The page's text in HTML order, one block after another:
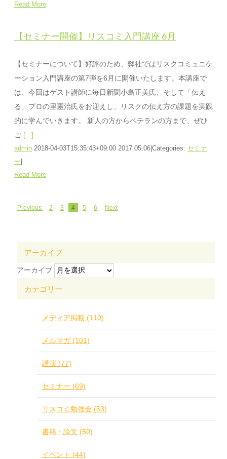
Read More
【セミナー開催】リスコミ入門講座 6月
【セミナーについて】好評のため、弊社ではリスクコミュニケ
ーション入門講座の第7弾を6月に開催いたします。本講座で
は、今回はゲスト講師に毎日新聞小島正美氏、そして「伝え
る」プロの里憲治氏をお迎えし、リスクの伝え方の課題を実践
的に学んでいきます。 新人の方からベテランの方まで、ぜひ
ご [...]
admin 2018-04-03T15:35:43+09:00 2017.05.06 Categories: セミナ
ー
Read More
Previous 2 3 4 5 6 Next
アーカイブ
アーカイブ
カテゴリー
メディア掲載 (110)
メルマガ (101)
講演 (77)
セミナー (69)
リスコミ勉強会 (53)
書籍・論文 (50)
イベント (44)